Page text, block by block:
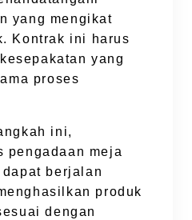
yang mengikat
Kontrak ini harus
yang
proses
ini,
pengadaan meja
berjalan
produk
dengan